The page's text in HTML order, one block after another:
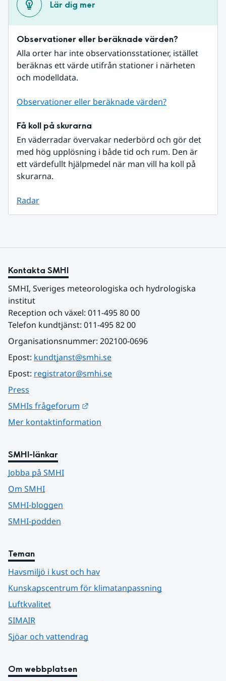
Lär dig mer
Observationer eller beräknade värden?
Alla orter har inte observationsstationer, istället
beräknas ett värde utifrån stationer i närheten
och modelldata.
Observationer eller beräknade värden?
Få koll på skurarna
En väderradar övervakar nederbörd och gör det
med hög upplösning i både tid och rum. Den är
ett värdefullt hjälpmedel när man vill ha koll på
skurarna.
Radar
Kontakta SMHI
SMHI, Sveriges meteorologiska och hydrologiska
institut
Reception och växel: 011-495 80 00
Telefon kundtjänst: 011-495 82 00
Organisationsnummer: 202100-0696
Epost: kundtjanst@smhi.se
Epost: registrator@smhi.se
Press
SMHIs frågeforum
Mer kontaktinformation
SMHI-länkar
Jobba på SMHI
Om SMHI
SMHI-bloggen
SMHI-podden
Teman
Havsmiljö i kust och hav
Kunskapscentrum för klimatanpassning
Luftkvalitet
SIMAIR
Sjöar och vattendrag
Om webbplatsen